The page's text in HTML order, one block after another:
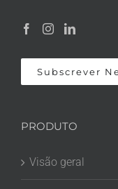
Subscrever
PRODUTO
Visão geral